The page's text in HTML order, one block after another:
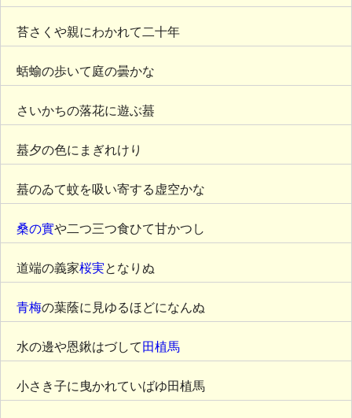
苔さくや親にわかれて二十年
蛞蝓の歩いて庭の曇かな
さいかちの落花に遊ぶ蟇
蟇夕の色にまぎれけり
蟇のゐて蚊を吸い寄する虚空かな
桑の實や二つ三つ食ひて甘かつし
道端の義家桜実となりぬ
青梅の葉蔭に見ゆるほどになんぬ
水の邊や恩鍬はづして 田植馬
小さき子に曳かれていばゆ田植馬